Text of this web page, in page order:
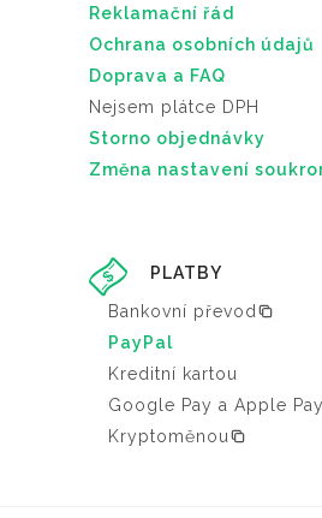
Reklamační řád
Ochrana osobních údajů
Doprava a FAQ
Nejsem plátce DPH
Storno objednávky
Změna nastavení
PLATBY
Bankovní převod
PayPal
Kreditní kartou
Google Pay a Apple Pay
Kryptoměnou